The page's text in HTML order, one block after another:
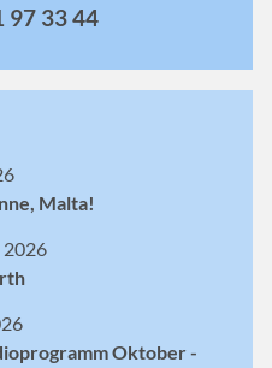
97 33 44
Malta!
2026
Oktober -